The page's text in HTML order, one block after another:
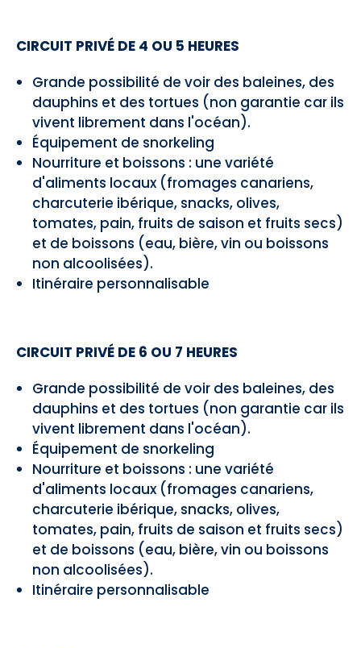
CIRCUIT PRIVÉ DE 4 OU 5 HEURES
Grande possibilité de voir des baleines, des
dauphins et des tortues (non garantie car ils
vivent librement dans l'océan).
Équipement de snorkeling
Nourriture et boissons : une variété
d'aliments locaux (fromages canariens,
charcuterie ibérique, snacks, olives,
tomates, pain, fruits de saison et fruits secs)
et de boissons (eau, bière, vin ou boissons
non alcoolisées).
Itinéraire personnalisable
CIRCUIT PRIVÉ DE 6 OU 7 HEURES
Grande possibilité de voir des baleines, des
dauphins et des tortues (non garantie car ils
vivent librement dans l'océan).
Équipement de snorkeling
Nourriture et boissons : une variété
d'aliments locaux (fromages canariens,
charcuterie ibérique, snacks, olives,
tomates, pain, fruits de saison et fruits secs)
et de boissons (eau, bière, vin ou boissons
non alcoolisées).
Itinéraire personnalisable